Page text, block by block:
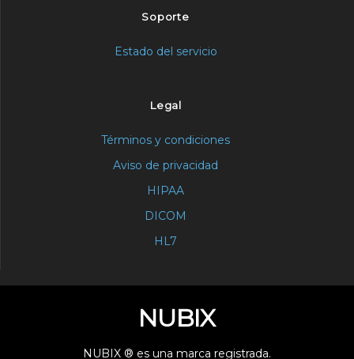
Soporte
Estado del servicio
Legal
Términos y condiciones
Aviso de privacidad
HIPAA
DICOM
HL7
NUBIX
NUBIX ® es una marca registrada.